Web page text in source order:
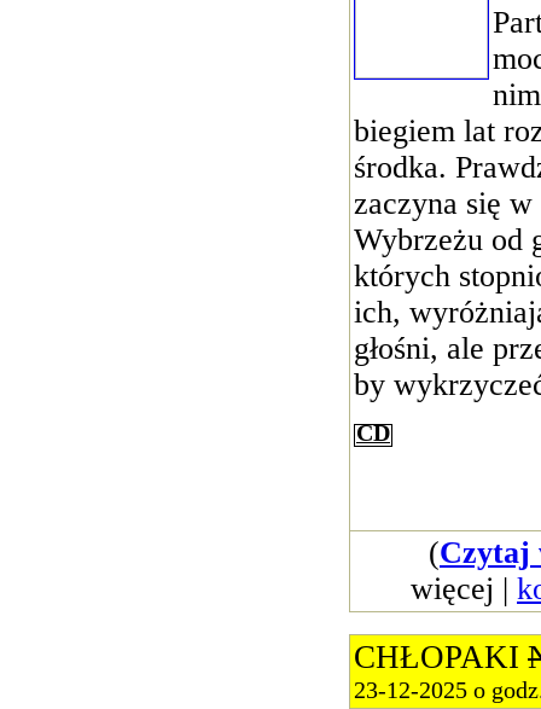
biegiem lat
środka.
zaczyna się
Wybrzeżu od
których
ich,
głośni, ale
by
CD
(Czytaj
więcej |
CHŁOPAKI
23-12-2025 o